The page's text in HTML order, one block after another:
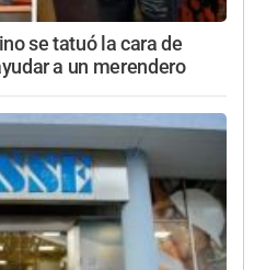
se tatuó la cara de
a un merendero